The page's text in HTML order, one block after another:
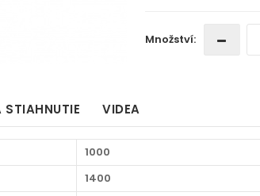
Množství:
STIAHNUTIE VIDEA
1000
1400